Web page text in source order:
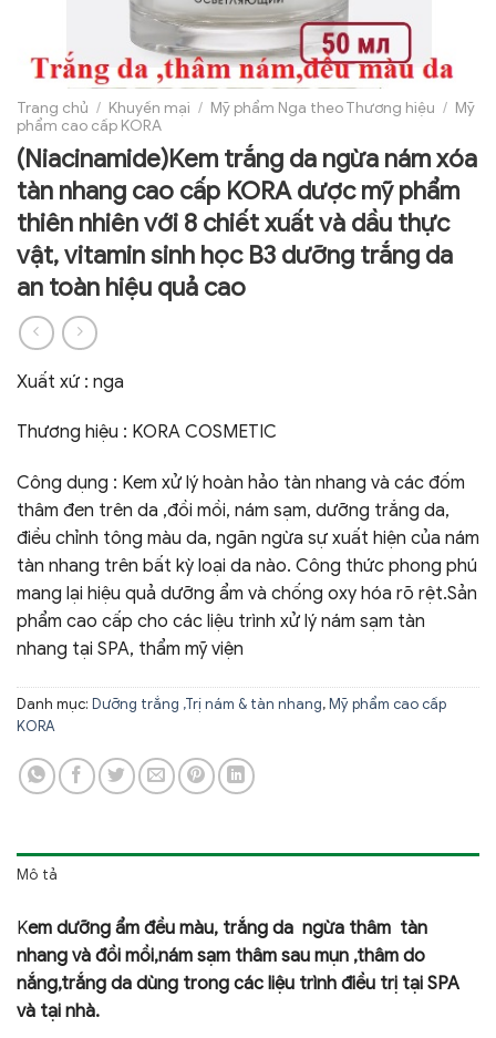
Trang chủ / Khuyến mại / Mỹ phẩm Nga theo Thương hiệu / Mỹ
phẩm cao cấp KORA
(Niacinamide)Kem trắng da ngừa nám xóa
tàn nhang cao cấp KORA dược mỹ phẩm
thiên nhiên với 8 chiết xuất và dầu thực
vật, vitamin sinh học B3 dưỡng trắng da
an toàn hiệu quả cao
Xuất xứ : nga
Thương hiệu : KORA COSMETIC
Công dụng : Kem xử lý hoàn hảo tàn nhang và các đốm
thâm đen trên da ,đồi mồi, nám sạm, dưỡng trắng da,
điều chỉnh tông màu da, ngăn ngừa sự xuất hiện của nám
tàn nhang trên bất kỳ loại da nào. Công thức phong phú
mang lại hiệu quả dưỡng ẩm và chống oxy hóa rõ rệt.Sản
phẩm cao cấp cho các liệu trình xử lý nám sạm tàn
nhang tại SPA, thẩm mỹ viện
Danh mục: Dưỡng trắng ,Trị nám & tàn nhang, Mỹ phẩm cao cấp
KORA
Mô tả
Kem dưỡng ẩm đều màu, trắng da ngừa thâm tàn
nhang và đồi mồi,nám sạm thâm sau mụn ,thâm do
nắng,trắng da dùng trong các liệu trình điều trị tại SPA
và tại nhà.